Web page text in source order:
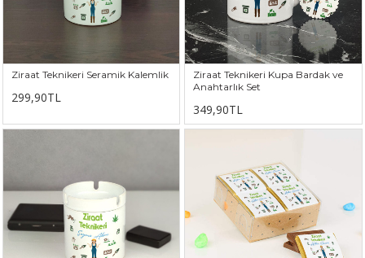
Ziraat Teknikeri Seramik Kalemlik
299,90TL
Ziraat Teknikeri Kupa Bardak ve
Anahtarlık Set
349,90TL